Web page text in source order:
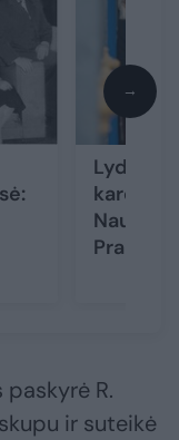
Lydimi
→
R.
ir suteikė